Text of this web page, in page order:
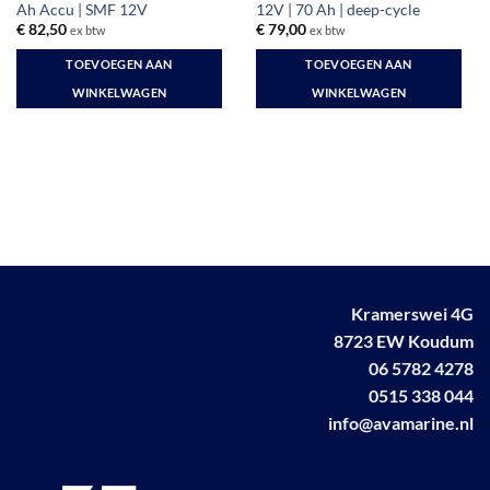
Ah Accu | SMF 12V
€82,50 ex btw
TOEVOEGEN AAN
WINKELWAGEN
12V | 70 Ah | deep-cycle
€79,00 ex btw
TOEVOEGEN AAN
WINKELWAGEN
Kramerswei 4G
8723 EW Koudum
06 5782 4278
0515 338 044
info@avamarine.nl